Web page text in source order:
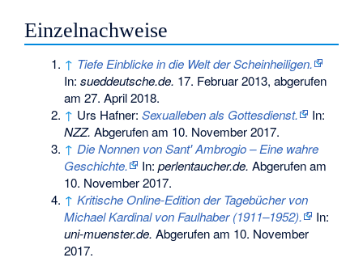
Einzelnachweise
↑ Tiefe Einblicke in die Welt der Scheinheiligen.
In:sueddeutsche.de. 17. Februar 2013, abgerufen
am 27. April 2018.
↑ Urs Hafner:Sexualleben als Gottesdienst.
In:
NZZ. Abgerufen am 10. November 2017.
↑ Die Nonnen von Sant' Ambrogio – Eine wahre
Geschichte.
In:perlentaucher.de. Abgerufen am
10. November 2017.
↑ Kritische Online-Edition der Tagebücher von
Michael Kardinal von Faulhaber (1911–1952).
In:
uni-muenster.de. Abgerufen am 10. November
2017.